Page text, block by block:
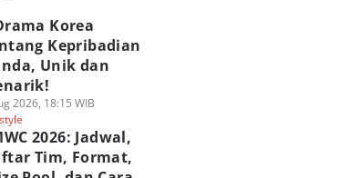
Hunter
Aja
WIB
24 Karakter Anime
Bermata Merah,
Akame hingga
Kurapika
Anime & Manga
Korea
Kepribadian
Unik dan
2026, 18:15 WIB
2026: Jadwal,
Tim, Format,